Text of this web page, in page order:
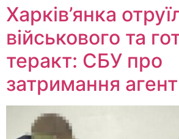
Харків’янка
військового та
теракт: СБУ про
затримання